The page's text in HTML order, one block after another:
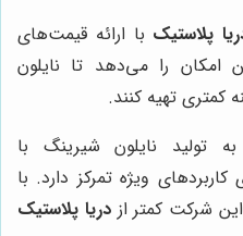
پلاستیک با ارائه قیمت‌های
امکان را می‌دهد تا نایلون
کمتری تهیه کنند.
تولید نایلون شیرینگ با
ویژه تمرکز دارد. با
شرکت کمتر ازدریا پلاستیک